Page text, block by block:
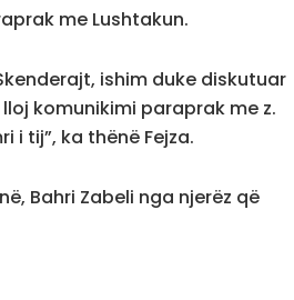
me Lushtakun.
ishim duke diskutuar
komunikimi paraprak me z.
i tij”, ka thënë Fejza.
Bahri Zabeli nga njerëz që